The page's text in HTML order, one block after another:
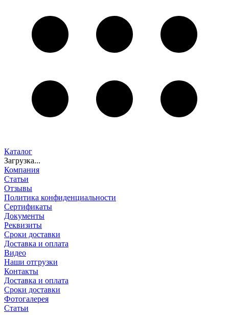
Каталог
Загрузка...
Компания
Статьи
Отзывы
Политика конфиденциальности
Сертификаты
Документы
Реквизиты
Сроки доставки
Доставка и оплата
Видео
Наши отгрузки
Контакты
Доставка и оплата
Сроки доставки
Фотогалерея
Статьи